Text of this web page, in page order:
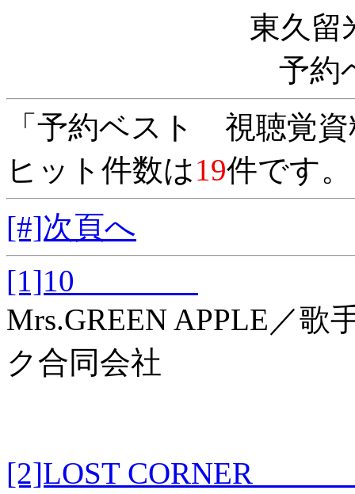
東久留
予約
「予約ベスト 視聴覚
ヒット件数は19件です
[#]次頁へ
[1]10
Mrs.GREEN APPLE／
ク合同会社
[2]LOST